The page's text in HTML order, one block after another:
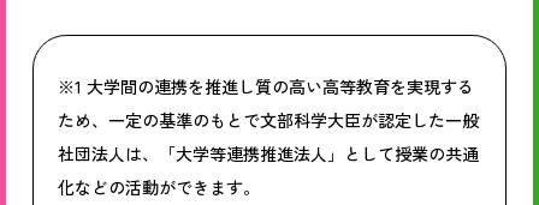
※1 大学間の連携を推進し質の高い高等教育を実現する
ため、一定の基準のもとで文部科学大臣が認定した一般
社団法人は、「大学等連携推進法人」として授業の共通
化などの活動ができます。